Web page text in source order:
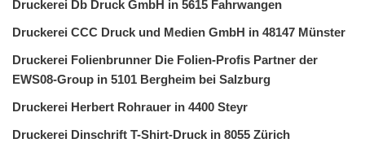
Druckerei Db Druck GmbH in 5615 Fahrwangen
Druckerei CCC Druck und Medien GmbH in 48147 Münster
Druckerei Folienbrunner Die Folien-Profis Partner der
EWS08-Group in 5101 Bergheim bei Salzburg
Druckerei Herbert Rohrauer in 4400 Steyr
Druckerei Dinschrift T-Shirt-Druck in 8055 Zürich